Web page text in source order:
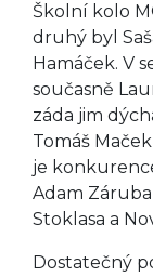
Školní kolo
druhý byl
Hamáček. V
současně
záda jim
Tomáš
je
Adam
Stoklasa a
Dostatečný